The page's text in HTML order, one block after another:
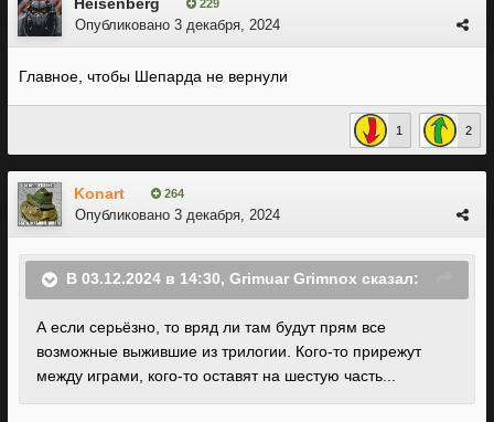
229
Опубликовано 3 декабря, 2024
Главное, чтобы Шепарда не вернули
1 2
Konart 264
Опубликовано 3 декабря, 2024
В 03.12.2024 в 14:30, Grimuar Grimnox сказал:
А если серьёзно, то вряд ли там будут прям все
возможные выжившие из трилогии. Кого-то прирежут
между играми, кого-то оставят на шестую часть...